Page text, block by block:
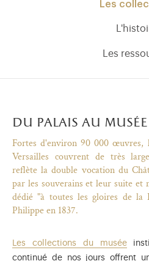
onglet)
nouvel onglet)
fenêtre modale)
de l'application (ouverture
Les
Les
du palais au musée
Fortes d'environ 90 000 œuvres,
Versailles couvrent de très
reflète la double vocation du
par les souverains et leur suite et
dédié "à toutes les gloires de la
Philippe en 1837.
Les collections du musée
continué de nos jours offrent